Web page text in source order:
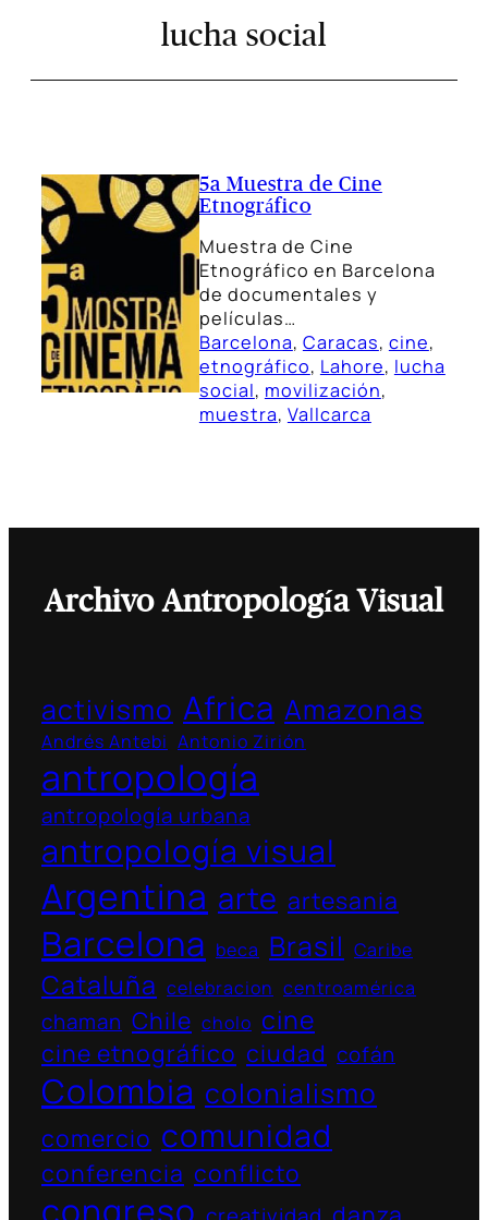
lucha social
5a Muestra de Cine
Etnográfico
Muestra de Cine
Etnográfico en Barcelona
de documentales y
películas…
Barcelona, Caracas, cine
etnográfico, Lahore, lucha
social, movilización
muestra, Vallcarca
Archivo Antropología Visual
activismo Africa Amazonas
Andrés Antebi Antonio Zirión
antropología
antropología urbana
antropología visual
Argentina arte artesania
Barcelona beca Brasil Caribe
Cataluña celebracion centroamérica
chaman Chile cholo cine
cine etnográfico ciudad cofán
Colombia colonialismo
comercio comunidad
conferencia conflicto
congreso